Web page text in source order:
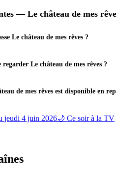
— Le château de mes
Le château de mes rêves ?
Le château de mes rêves ?
de mes rêves est disponible en
jeudi 4 juin 2026🌙 Ce soir à la TV